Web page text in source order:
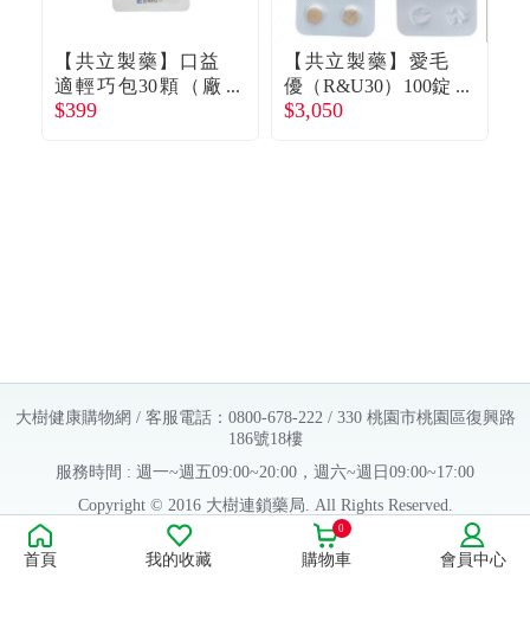
【共立製藥】口益
適輕巧包30顆（廠
商直送）
$399
【共立製藥】愛毛
優（R&U30）100錠
（廠商直送）
$3,050
大樹健康購物網 / 客服電話：0800-678-222 / 330 桃園市桃園區復興路
186號18樓
服務時間 : 週一~週五09:00~20:00，週六~週日09:00~17:00
Copyright © 2016 大樹連鎖藥局. All Rights Reserved.
販售業者資料：
許可執照字號：桃字市藥販字第623202B480 號
首頁 我的收藏 購物車
0
會員中心